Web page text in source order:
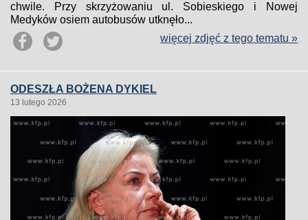
chwile. Przy skrzyżowaniu ul. Sobieskiego i Nowej
Medyków osiem autobusów utknęło...
więcej zdjęć z tego tematu »
ODESZŁA BOŻENA DYKIEL
13 lutego 2026